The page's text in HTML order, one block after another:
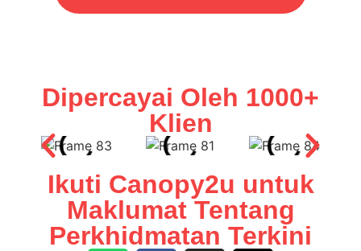
Dipercayai Oleh 1000+
Klien
Ikuti Canopy2u untuk
Maklumat Tentang
Perkhidmatan Terkini